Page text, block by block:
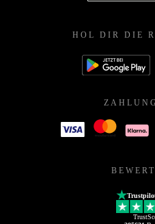
HOL DIR DIE